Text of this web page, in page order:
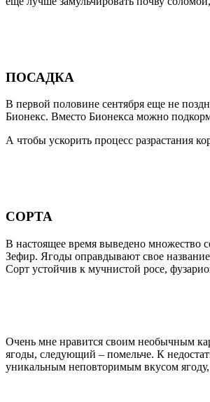
ПОСАДКА
В первой половине сентября еще не
Бионекс. Вместо Бионекса можно
А чтобы ускорить процесс разрастания
СОРТА
В настоящее время выведено множество
Зефир. Ягоды оправдывают свое
Сорт устойчив к мучнистой росе,
Очень мне нравится своим необычным
ягоды, следующий – помельче. К
уникальным неповторимым вкусом ягоду,